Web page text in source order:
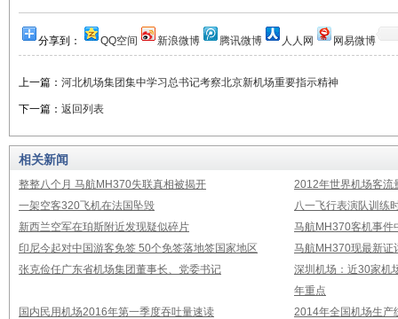
分享到： QQ空间 新浪微博 腾讯微博 人人网 网易微博
上一篇： 河北机场集团集中学习总书记考察北京新机场重要指示精神
下一篇： 返回列表
相关新闻
整整八个月 马航MH370失联真相被揭开
2012年世界机场客流
一架空客320飞机在法国坠毁
八一飞行表演队训练
新西兰空军在珀斯附近发现疑似碎片
马航MH370客机事件
印尼今起对中国游客免签 50个免签落地签国家地区
马航MH370现最新证
张克俭任广东省机场集团董事长、党委书记
深圳机场：近30家机
年重点
国内民用机场2016年第一季度吞吐量速读
2014年全国机场生产